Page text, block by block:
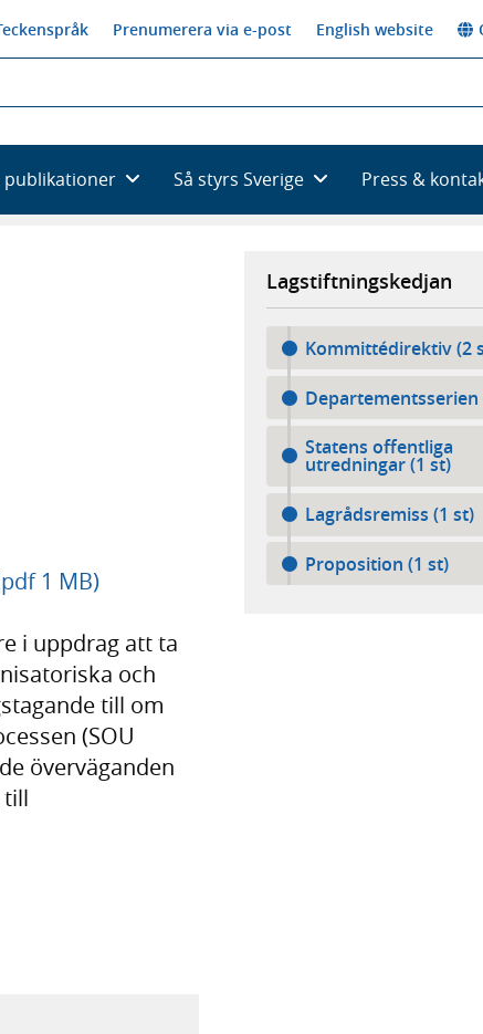
Prenumerera via e-post English website
publikationer Så styrs Sverige Press &
1 MB)
i uppdrag att ta
och
till om
(SOU
överväganden
till
Lagstiftningskedjan
Kommittédirektiv (2
Departementsserien
Statens offentliga
utredningar (1 st)
Lagrådsremiss (1 st)
Proposition (1 st)